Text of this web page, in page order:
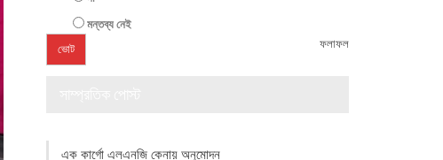
মন্তব্য নেই
ফলাফল
এক কার্গো এলএনজি কেনায় অনুমোদন